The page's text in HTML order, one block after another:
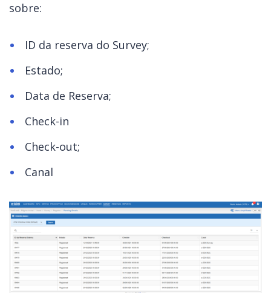
sobre:
ID da reserva do Survey;
Estado;
Data de Reserva;
Check-in
Check-out;
Canal